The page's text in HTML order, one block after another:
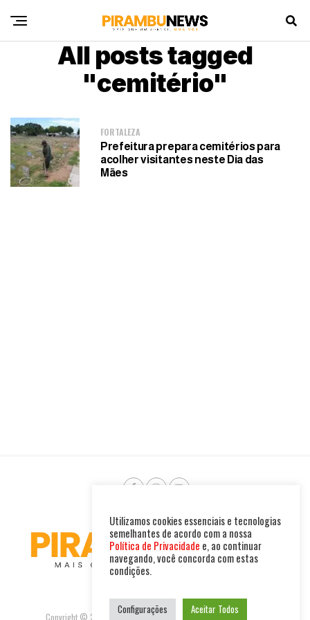
All posts tagged
"cemitério"
FORTALEZA
Prefeitura prepara cemitérios para
acolher visitantes neste Dia das
Mães
Copyright © 2025. Todos os direitos reservados. PIRAMBU NEWS
Utilizamos cookies essenciais e tecnologias
semelhantes de acordo com a nossa
Política de Privacidade e, ao continuar
navegando, você concorda com estas
condições.
Configurações Aceitar Todos